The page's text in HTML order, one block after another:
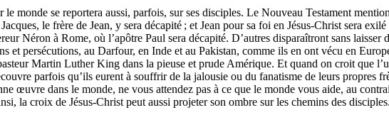
le monde se reportera aussi, parfois, sur ses disciples. Le Nouveau Testament
le frère de Jean, y sera décapité ; et Jean pour sa foi en Jésus-Christ sera
Néron à Rome, où l’apôtre Paul sera décapité. D’autres disparaîtront sans laisser
et persécutions, au Darfour, en Inde et au Pakistan, comme ils en ont vécu en
Martin Luther King dans la pieuse et prude Amérique. Et quand on croit que
parfois qu’ils eurent à souffrir de la jalousie ou du fanatisme de leurs propres
œuvre dans le monde, ne vous attendez pas à ce que le monde vous aide, au
la croix de Jésus-Christ peut aussi projeter son ombre sur les chemins des